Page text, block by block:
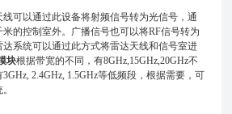
可以通过此设备将射频信号转为光信号，通
的控制室外。广播信号也可以将RF信号转为
系统可以通过此方式将雷达天线和信号室进
块根据带宽的不同，有8GHz,15GHz,20GHz不
2.4GHz, 1.5GHz等低频段，根据需要，可